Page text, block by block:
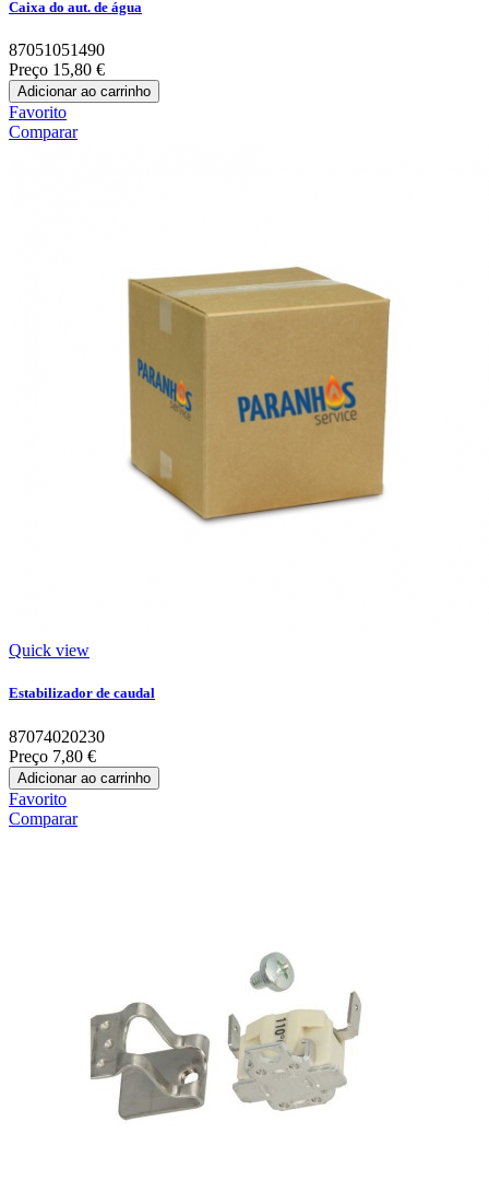
Caixa do aut. de água
87051051490
Preço 15,80 €
Adicionar ao carrinho
Favorito
Comparar
Quick view
Estabilizador de caudal
87074020230
Preço 7,80 €
Adicionar ao carrinho
Favorito
Comparar